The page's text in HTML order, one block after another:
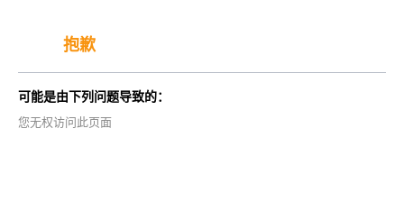
抱歉
可能是由下列问题导致的：
您无权访问此页面